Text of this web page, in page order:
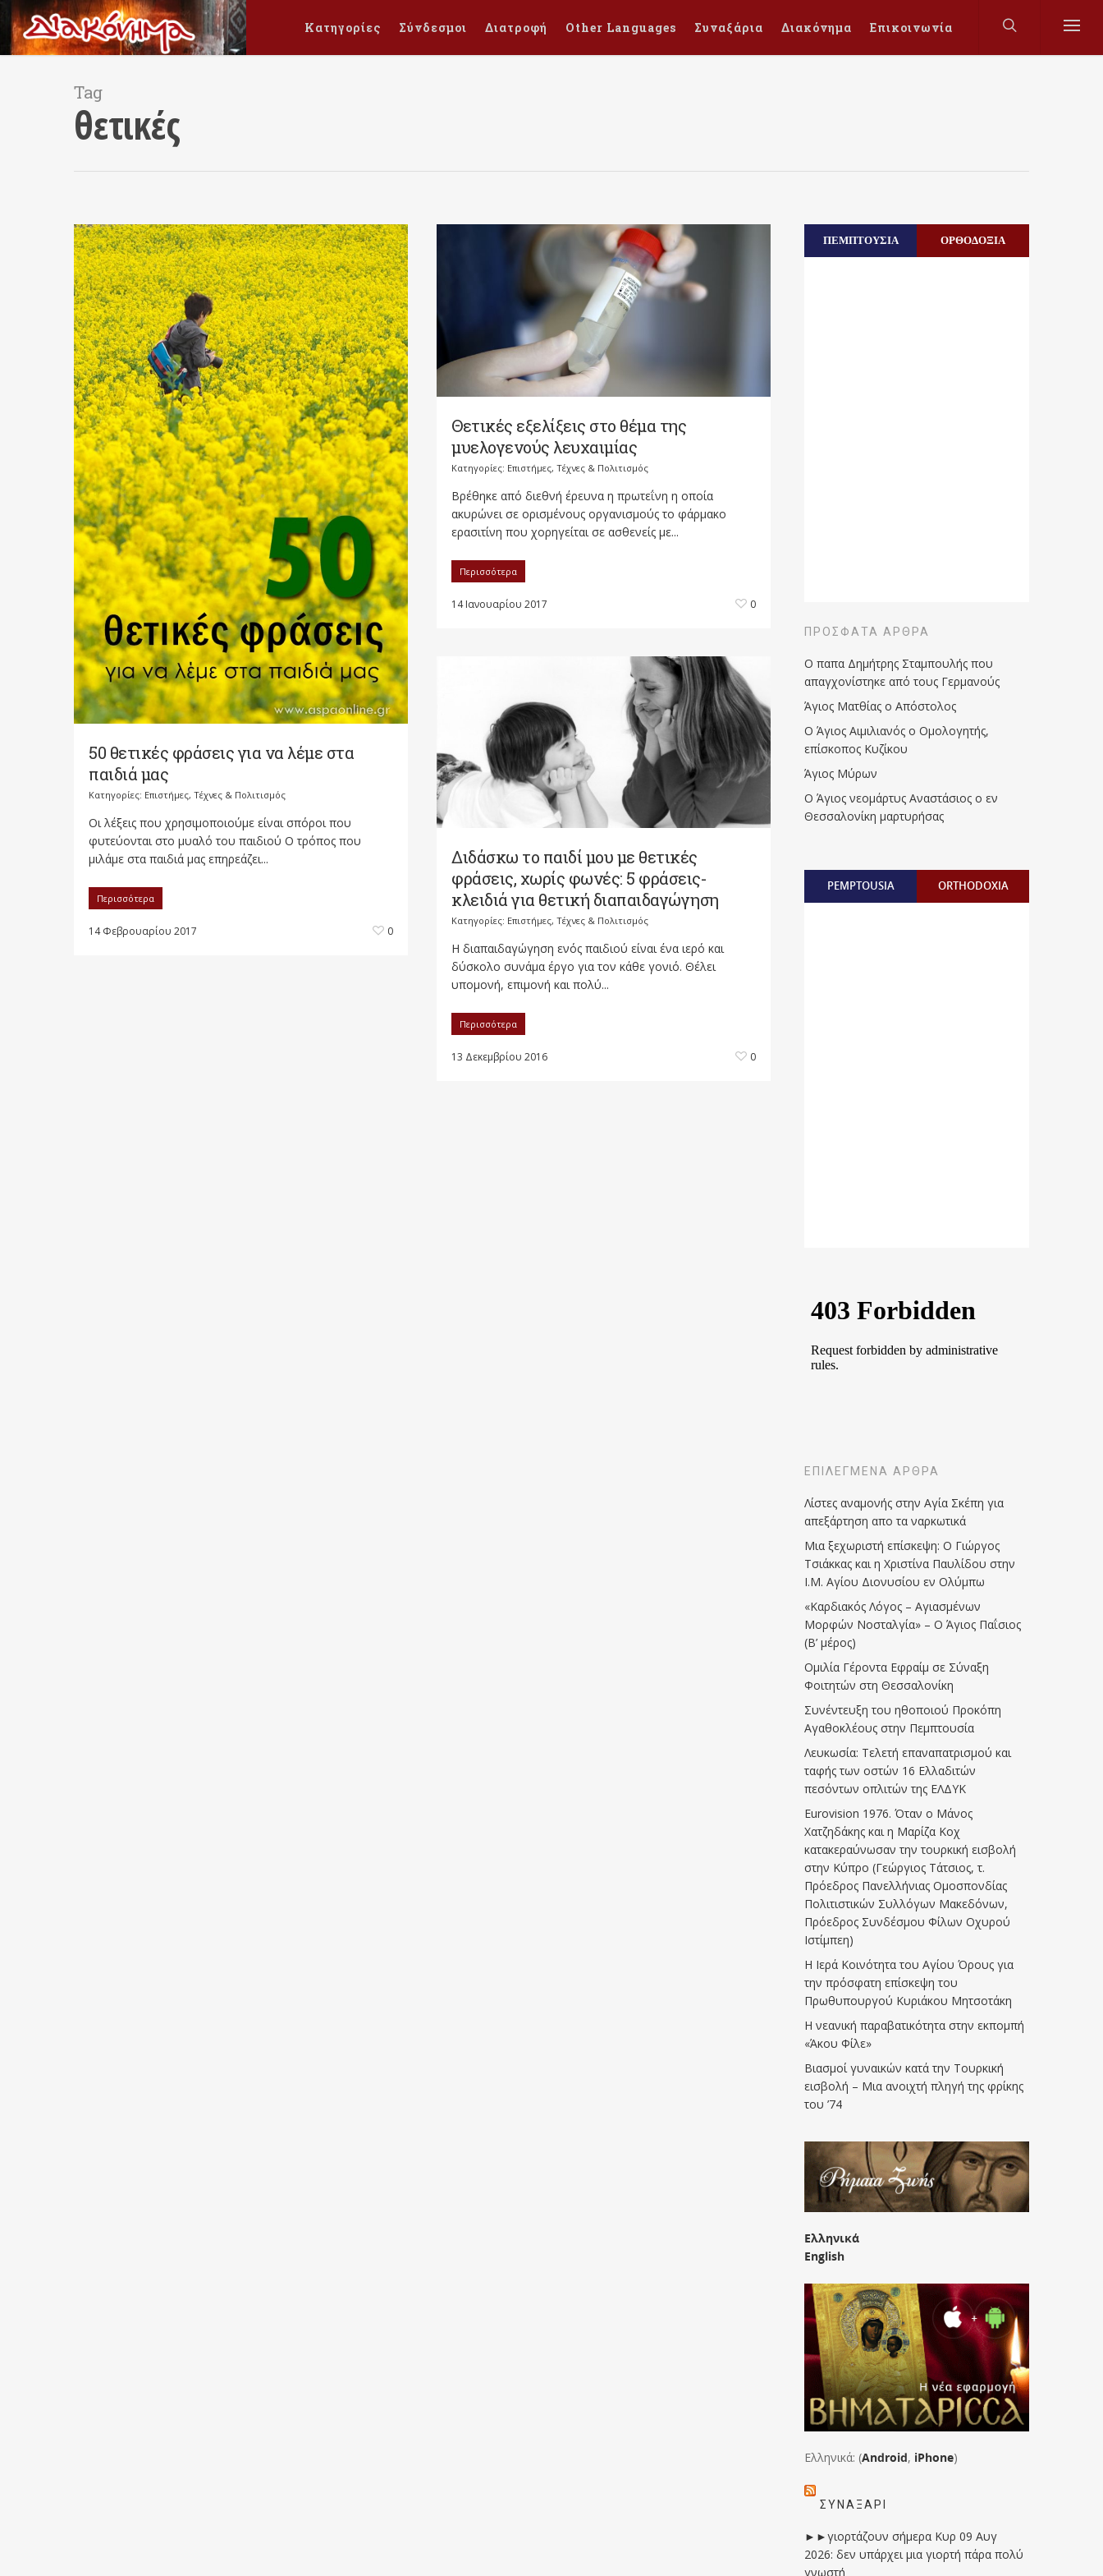
Κατηγορίες Σύνδεσμοι Διατροφή Other Languages Συναξάρια Διακόνημα Επικοινωνία
Tag
θετικές
50 θετικές φράσεις για να λέμε στα
παιδιά μας
Κατηγορίες: Επιστήμες, Τέχνες & Πολιτισμός
Οι λέξεις που χρησιμοποιούμε είναι σπόροι που
φυτεύονται στο μυαλό του παιδιού Ο τρόπος που
μιλάμε στα παιδιά μας επηρεάζει...
Περισσότερα
14 Φεβρουαρίου 2017 0
Θετικές εξελίξεις στο θέμα της
μυελογενούς λευχαιμίας
Κατηγορίες: Επιστήμες, Τέχνες & Πολιτισμός
Βρέθηκε από διεθνή έρευνα η πρωτεΐνη η οποία
ακυρώνει σε ορισμένους οργανισμούς το φάρμακο
ερασιτίνη που χορηγείται σε ασθενείς με...
Περισσότερα
14 Ιανουαρίου 2017 0
Διδάσκω το παιδί μου με θετικές
φράσεις, χωρίς φωνές: 5 φράσεις-
κλειδιά για θετική διαπαιδαγώγηση
Κατηγορίες: Επιστήμες, Τέχνες & Πολιτισμός
Η διαπαιδαγώγηση ενός παιδιού είναι ένα ιερό και
δύσκολο συνάμα έργο για τον κάθε γονιό. Θέλει
υπομονή, επιμονή και πολύ...
Περισσότερα
13 Δεκεμβρίου 2016 0
ΠΕΜΠΤΟΥΣΙΑ ΟΡΘΟΔΟΞΙΑ
ΠΡΌΣΦΑΤΑ ΆΡΘΡΑ
Ο παπα Δημήτρης Σταμπουλής που
απαγχονίστηκε από τους Γερμανούς
Άγιος Ματθίας ο Απόστολος
Ο Άγιος Αιμιλιανός ο Ομολογητής,
επίσκοπος Κυζίκου
Άγιος Μύρων
Ο Άγιος νεομάρτυς Αναστάσιος ο εν
Θεσσαλονίκη μαρτυρήσας
PEMPTOUSIA ORTHODOXIA
ΕΠΙΛΕΓΜΈΝΑ ΆΡΘΡΑ
Λίστες αναμονής στην Αγία Σκέπη για
απεξάρτηση απο τα ναρκωτικά
Μια ξεχωριστή επίσκεψη: Ο Γιώργος
Τσιάκκας και η Χριστίνα Παυλίδου στην
Ι.Μ. Αγίου Διονυσίου εν Ολύμπω
«Καρδιακός Λόγος – Αγιασμένων
Μορφών Νοσταλγία» – Ο Άγιος Παΐσιος
(Β’ μέρος)
Ομιλία Γέροντα Εφραίμ σε Σύναξη
Φοιτητών στη Θεσσαλονίκη
Συνέντευξη του ηθοποιού Προκόπη
Αγαθοκλέους στην Πεμπτουσία
Λευκωσία: Τελετή επαναπατρισμού και
ταφής των οστών 16 Ελλαδιτών
πεσόντων οπλιτών της ΕΛΔΥΚ
Eurovision 1976. Όταν ο Μάνος
Χατζηδάκης και η Μαρίζα Κοχ
κατακεραύνωσαν την τουρκική εισβολή
στην Κύπρο (Γεώργιος Τάτσιος, τ.
Πρόεδρος Πανελλήνιας Ομοσπονδίας
Πολιτιστικών Συλλόγων Μακεδόνων,
Πρόεδρος Συνδέσμου Φίλων Οχυρού
Ιστίμπεη)
Η Ιερά Κοινότητα του Αγίου Όρους για
την πρόσφατη επίσκεψη του
Πρωθυπουργού Κυριάκου Μητσοτάκη
Η νεανική παραβατικότητα στην εκπομπή
«Άκου Φίλε»
Βιασμοί γυναικών κατά την Τουρκική
εισβολή – Μια ανοιχτή πληγή της φρίκης
του ’74
Ελληνικά
English
Ελληνικά: (Android, iPhone)
ΣΥΝΑΞΆΡΙ
►►γιορτάζουν σήμερα Κυρ 09 Αυγ
2026: δεν υπάρχει μια γιορτή πάρα πολύ
γνωστή